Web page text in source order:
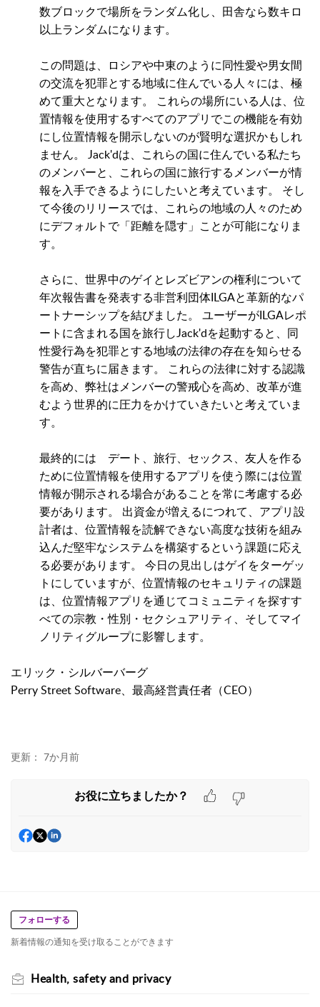
数ブロックで場所をランダム化し、田舎なら数キロ
以上ランダムになります。
この問題は、ロシアや中東のように同性愛や男女間
の交流を犯罪とする地域に住んでいる人々には、極
めて重大となります。 これらの場所にいる人は、位
置情報を使用するすべてのアプリでこの機能を有効
にし位置情報を開示しないのが賢明な選択かもしれ
ません。 Jack'dは、これらの国に住んでいる私たち
のメンバーと、これらの国に旅行するメンバーが情
報を入手できるようにしたいと考えています。 そし
て今後のリリースでは、これらの地域の人々のため
にデフォルトで「距離を隠す」ことが可能になりま
す。
さらに、世界中のゲイとレズビアンの権利について
年次報告書を発表する非営利団体ILGAと革新的なパ
ートナーシップを結びました。 ユーザーがILGAレポ
ートに含まれる国を旅行しJack'dを起動すると、同
性愛行為を犯罪とする地域の法律の存在を知らせる
警告が直ちに届きます。 これらの法律に対する認識
を高め、弊社はメンバーの警戒心を高め、改革が進
むよう世界的に圧力をかけていきたいと考えていま
す。
最終的には デート、旅行、セックス、友人を作る
ために位置情報を使用するアプリを使う際には位置
情報が開示される場合があることを常に考慮する必
要があります。 出資金が増えるにつれて、アプリ設
計者は、位置情報を読解できない高度な技術を組み
込んだ堅牢なシステムを構築するという課題に応え
る必要があります。 今日の見出しはゲイをターゲッ
トにしていますが、位置情報のセキュリティの課題
は、位置情報アプリを通じてコミュニティを探すす
べての宗教・性別・セクシュアリティ、そしてマイ
ノリティグループに影響します。
エリック・シルバーバーグ
Perry Street Software、最高経営責任者（CEO）
更新： 7か月前
お役に立ちましたか？
フォローする
新着情報の通知を受け取ることができます
Health, safety and privacy